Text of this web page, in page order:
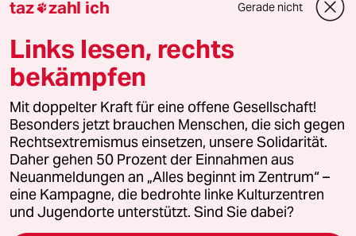
Downloads für Abonnierende
© 2026 taz Verlags und Vertriebs GmbH
Alle Rechte vorbehalten. Bei rechtlichen Fragen oder für Genehmigungen
wenden Sie sich bitte an
lizenzen@taz.de
Feedback Redaktionsstatut Kommune-Richtlinien
Leitlinie Informant Datenschutz Impressum AGB
taz zahl ich Gerade nicht
Links lesen, rechts
bekämpfen
Mit doppelter Kraft für eine offene Gesellschaft!
Besonders jetzt brauchen Menschen, die sich gegen
Rechtsextremismus einsetzen, unsere Solidarität.
Daher gehen 50 Prozent der Einnahmen aus
Neuanmeldungen an „Alles beginnt im Zentrum“ –
eine Kampagne, die bedrohte linke Kulturzentren
und Jugendorte unterstützt. Sind Sie dabei?